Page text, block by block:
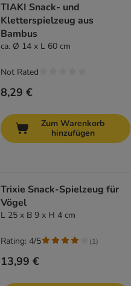
TIAKI Snack- und
Kletterspielzeug aus
Bambus
ca. Ø 14 x L 60 cm
8,29 €
Not Rated
Zum Warenkorb
hinzufügen
Trixie Snack-Spielzeug für
Vögel
L 25 x B 9 x H 4 cm
13,99 €
Rating: 4/5 (1)